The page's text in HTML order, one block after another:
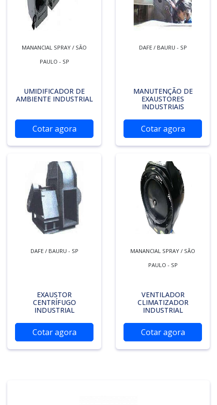
MANANCIAL SPRAY / SÃO
PAULO - SP
UMIDIFICADOR DE
AMBIENTE INDUSTRIAL
Cotar agora
DAFE / BAURU - SP
MANUTENÇÃO DE
EXAUSTORES
INDUSTRIAIS
Cotar agora
DAFE / BAURU - SP
EXAUSTOR
CENTRÍFUGO
INDUSTRIAL
Cotar agora
MANANCIAL SPRAY / SÃO
PAULO - SP
VENTILADOR
CLIMATIZADOR
INDUSTRIAL
Cotar agora